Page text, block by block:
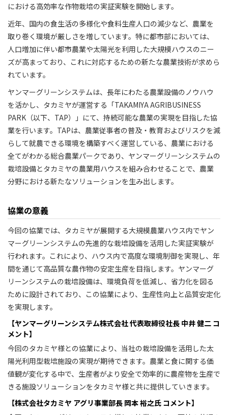
における高効率な作物栽培の実証実験を開始します。
近年、国内の食生活の多様化や食料生産人口の減少など、農業を
取り巻く環境が厳しさを増しています。特に都市部においては、
人口増加に伴い都市農業や太陽光を利用した大規模ハウスのニー
ズが高まっており、これに対応するための新たな農業技術が求めら
れています。
ヤンマーグリーンシステムは、長年にわたる農業設備のノウハウ
を活かし、タカミヤが運営する「TAKAMIYA AGRIBUSINESS
PARK（以下、TAP）」にて、持続可能な農業の実現を目指した協
業を行います。TAPは、農業従事者の普及・教育およびリスクを減
らして就農できる環境を構築すべく運営している、農業における
全てがわかる総合農業パークであり、ヤンマーグリーンシステムの
栽培設備とタカミヤの農業用ハウスを組み合わせることで、農業
分野における新たなソリューションを生み出します。
協業の意義
今回の協業では、タカミヤが展開する大規模農業ハウス内でヤン
マーグリーンシステムの先進的な栽培設備を活用した実証実験が
行われます。これにより、ハウス内で高度な環境制御を実現し、年
間を通じて高品質な農作物の安定生産を目指します。ヤンマーグ
リーンシステムの栽培設備は、環境負荷を低減し、省力化を図る
ために設計されており、この協業により、生産性向上と品質安定化
を実現します。
【ヤンマーグリーンシステム株式会社 代表取締役社長 中井 健二 コ
メント】
今回のタカミヤ様との協業により、当社の栽培設備を活用した太
陽光利用型栽培施設の実現が期待できます。農業と食に関する価
値観が変化する中で、生産者がより安全で効率的に農産物を生産で
きる施設ソリューションをタカミヤ様と共に提供していきます。
【株式会社タカミヤ アグリ事業部長 岡本 裕之氏 コメント】